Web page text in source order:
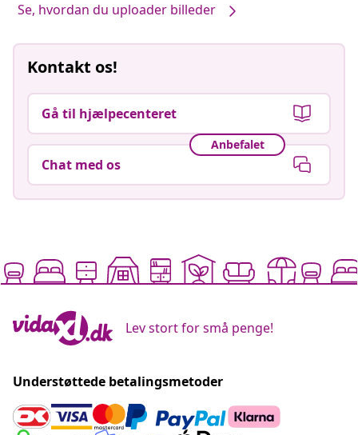
Se, hvordan du uploader billeder
Kontakt os!
Gå til hjælpecenteret
Anbefalet
Chat med os
Lev stort for små penge!
Understøttede betalingsmetoder